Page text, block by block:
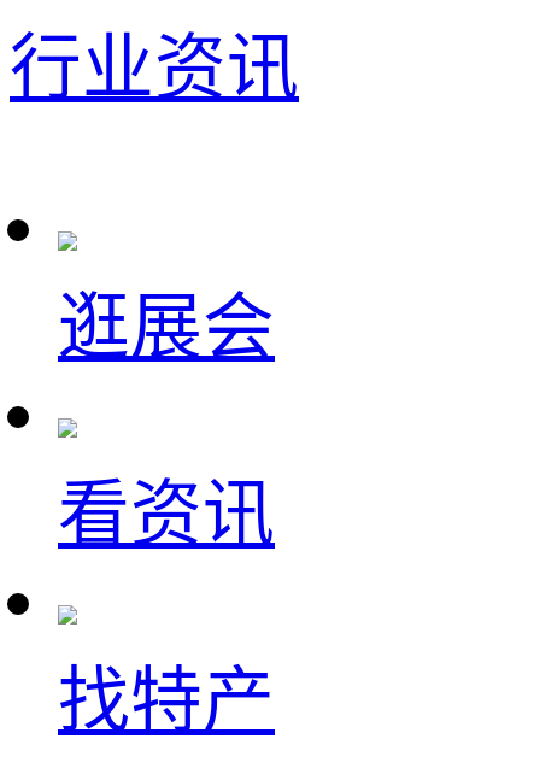
行业资讯
逛展会
看资讯
找特产